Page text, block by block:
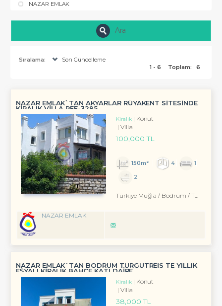
NAZAR EMLAK
Ara
Sıralama:
Son Güncelleme
1 - 6
Toplam: 6
NAZAR EMLAK`TAN AKYARLAR RÜYAKENT SİTESİNDE
KİRALIK VİLLA REF-3295
Kiralık
Konut
Villa
100,000 TL
150m² 4
1
2
Türkiye Muğla / Bodrum / Turgutreis
NAZAR EMLAK
NAZAR EMLAK`TAN BODRUM TURGUTREİS TE YILLIK
EŞYALI KİRALIK BAHÇE KATI DAİRE
Kiralık
Konut
Villa
38,000 TL